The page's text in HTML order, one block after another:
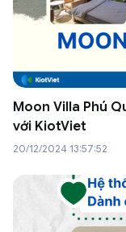
Moon Villa Phú
với KiotViet
20/12/2024 13:57:52